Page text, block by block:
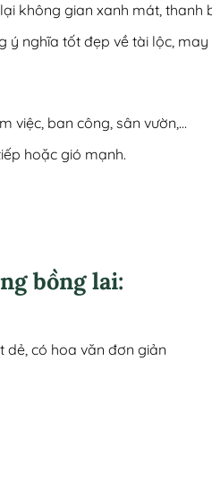
không gian xanh mát, thanh
nghĩa tốt đẹp về tài lộc, may
việc, ban công, sân vườn,…
hoặc gió mạnh.
bồng lai:
dẻ, có hoa văn đơn giản